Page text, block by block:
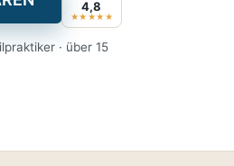
4,8
★★★★★
· über 15